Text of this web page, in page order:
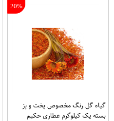
20%
گیاه گل رنگ مخصوص پخت و پز
بسته یک کیلوگرم عطاری حکیم